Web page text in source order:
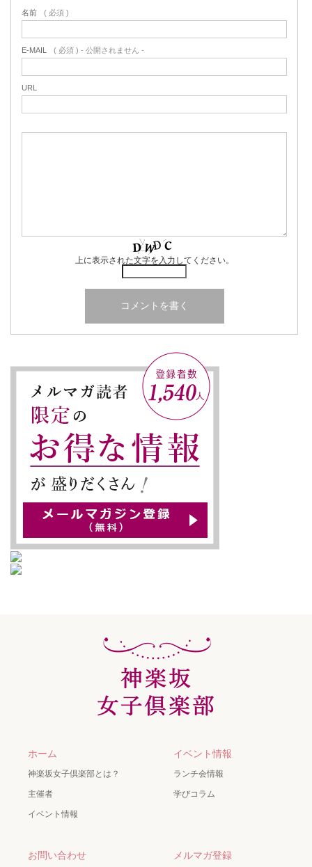
名前 ( 必須 )
E-MAIL ( 必須 ) - 公開されません -
URL
上に表示された文字を入力してください。
ホーム
神楽坂女子倶楽部とは？
主催者
イベント情報
イベント情報
ランチ会情報
学びコラム
お問い合わせ メルマガ登録